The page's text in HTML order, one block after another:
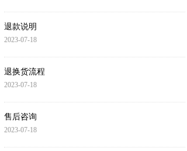
退款说明
2023-07-18
退换货流程
2023-07-18
售后咨询
2023-07-18